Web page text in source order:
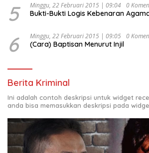
5 Minggu, 22 Februari 2015 | 09:04 0
Bukti-Bukti Logis Kebenaran
6 Minggu, 22 Februari 2015 | 09:05 0
(Cara) Baptisan Menurut Injil
Berita Kriminal
Ini adalah contoh deskripsi untuk widget
anda bisa memasukkan deskripsi pada